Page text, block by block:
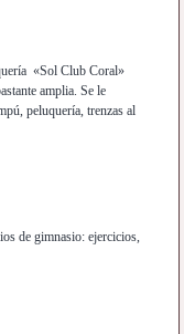
«Sol Club Coral»
amplia. Se le
peluquería, trenzas al
de gimnasio: ejercicios,